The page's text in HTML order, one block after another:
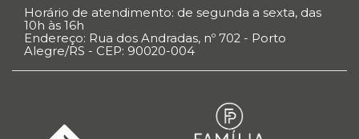
Horário de atendimento: de segunda a sexta, das
10h às 16h
Endereço: Rua dos Andradas, nº 702 - Porto
Alegre/RS - CEP: 90020-004